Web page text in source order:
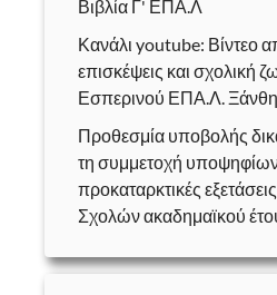
Βιβλία Γ' ΕΠΑ.Λ
Κανάλι youtube: Βίντεο
επισκέψεις και σχολική
Εσπερινού ΕΠΑ.Λ.
Προθεσμία υποβολής
τη συμμετοχή υποψηφίων
προκαταρκτικές
Σχολών ακαδημαϊκού